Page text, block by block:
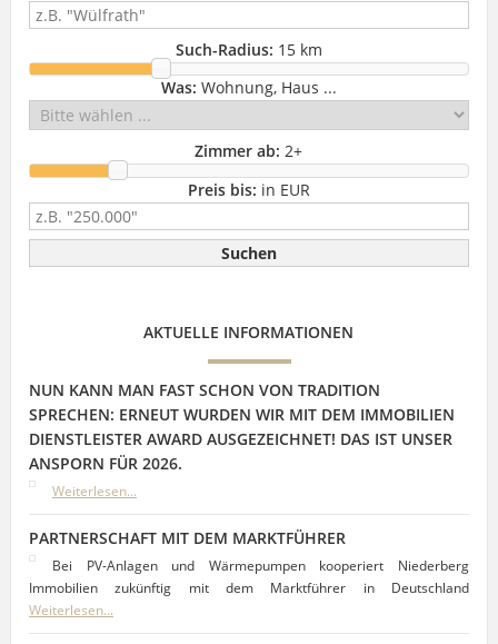
Such-Radius: 15 km
Was: Wohnung, Haus ...
Zimmer ab: 2+
Preis bis: in EUR
AKTUELLE INFORMATIONEN
NUN KANN MAN FAST SCHON VON TRADITION
SPRECHEN: ERNEUT WURDEN WIR MIT DEM IMMOBILIEN
DIENSTLEISTER AWARD AUSGEZEICHNET! DAS IST UNSER
ANSPORN FÜR 2026.
Weiterlesen...
PARTNERSCHAFT MIT DEM MARKTFÜHRER
Bei PV-Anlagen und Wärmepumpen kooperiert Niederberg
Immobilien zukünftig mit dem Marktführer in Deutschland
Weiterlesen...